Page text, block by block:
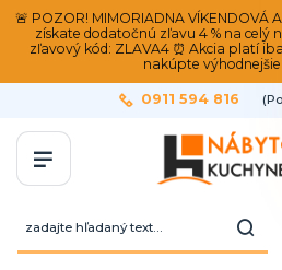
🚨 POZOR! MIMORIADNA VÍKENDOVÁ
získate dodatočnú zľavu 4 % na celý
zľavový kód: ZLAVA4 ⏰ Akcia platí
nakúpte výhodnejšie
0911 594 816